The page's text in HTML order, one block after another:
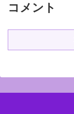
コメント